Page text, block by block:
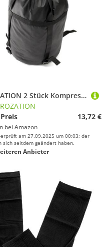
GAROZATION 2 Stück Kompressionsbeutel mit Verstellbaren Gurten Kompakte Aufbewahrungstasche für Schlafsäcke Decken und Outdoor-ausrüstung für Camping Wandern Trekking S
13,72 €
bei Amazon
am 27.09.2025 um 00:03; der
sich seitdem geändert haben.
Anbieter